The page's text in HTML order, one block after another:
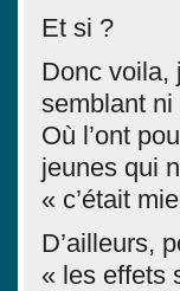
Et si ?
Donc voila,
semblant
Où l’ont
jeunes qui
« c’était
D’ailleurs,
« les effets